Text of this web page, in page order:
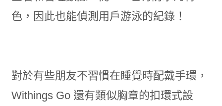
色，因此也能偵測用戶游泳的紀錄！
對於有些朋友不習慣在睡覺時配戴手環，
Withings Go 還有類似胸章的扣環式設